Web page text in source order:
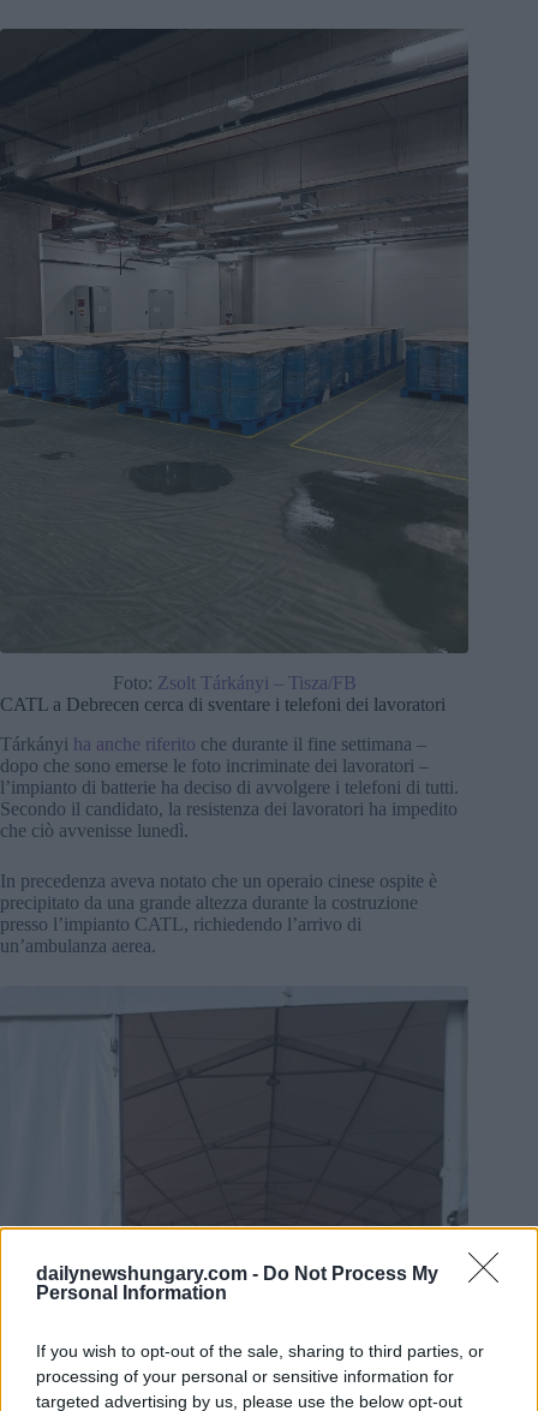
dailynewshungary.com - Do Not Process My
Personal Information
If you wish to opt-out of the sale, sharing to third parties, or
processing of your personal or sensitive information for
targeted advertising by us, please use the below opt-out
Foto: Zsolt Tárkányi – Tisza/FB
CATL a Debrecen cerca di sventare i telefoni dei lavoratori
Tárkányi ha anche riferito che durante il fine settimana –
dopo che sono emerse le foto incriminate dei lavoratori –
l’impianto di batterie ha deciso di avvolgere i telefoni di tutti.
Secondo il candidato, la resistenza dei lavoratori ha impedito
che ciò avvenisse lunedì.
In precedenza aveva notato che un operaio cinese ospite è
precipitato da una grande altezza durante la costruzione
presso l’impianto CATL, richiedendo l’arrivo di
un’ambulanza aerea.